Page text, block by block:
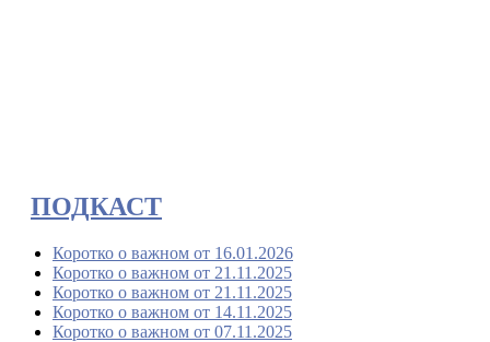
ПОДКАСТ
Коротко о важном от 16.01.2026
Коротко о важном от 21.11.2025
Коротко о важном от 21.11.2025
Коротко о важном от 14.11.2025
Коротко о важном от 07.11.2025